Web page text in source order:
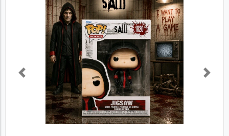
Previous Next